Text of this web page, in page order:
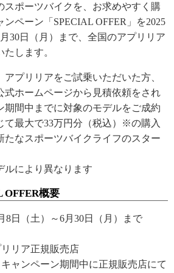
スポーツバイクを、お求めやすく購
ペーン「SPECIAL OFFER」を2025
30日（月）まで、全国のアプリリア
します。
プリリアをご試乗いただいた方、
式ホームページから見積依頼をされ
期間中までに対象のモデルをご成約
て最大で33万円分（税込）※の購入
たなスポーツバイクライフのスター
により異なります
OFFER概要
8日（土）～6月30日（月）まで
リリア正規販売店
キャンペーン期間中に正規販売店にて